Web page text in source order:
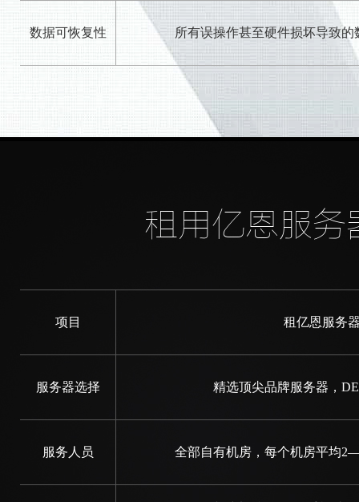
数据可恢复性 所有误操作甚至硬件损坏导致
租用亿恩服务
项目 租亿恩服务
服务器选择 精选顶尖品牌服务器，
服务人员 全部自有机房，每个机房平均